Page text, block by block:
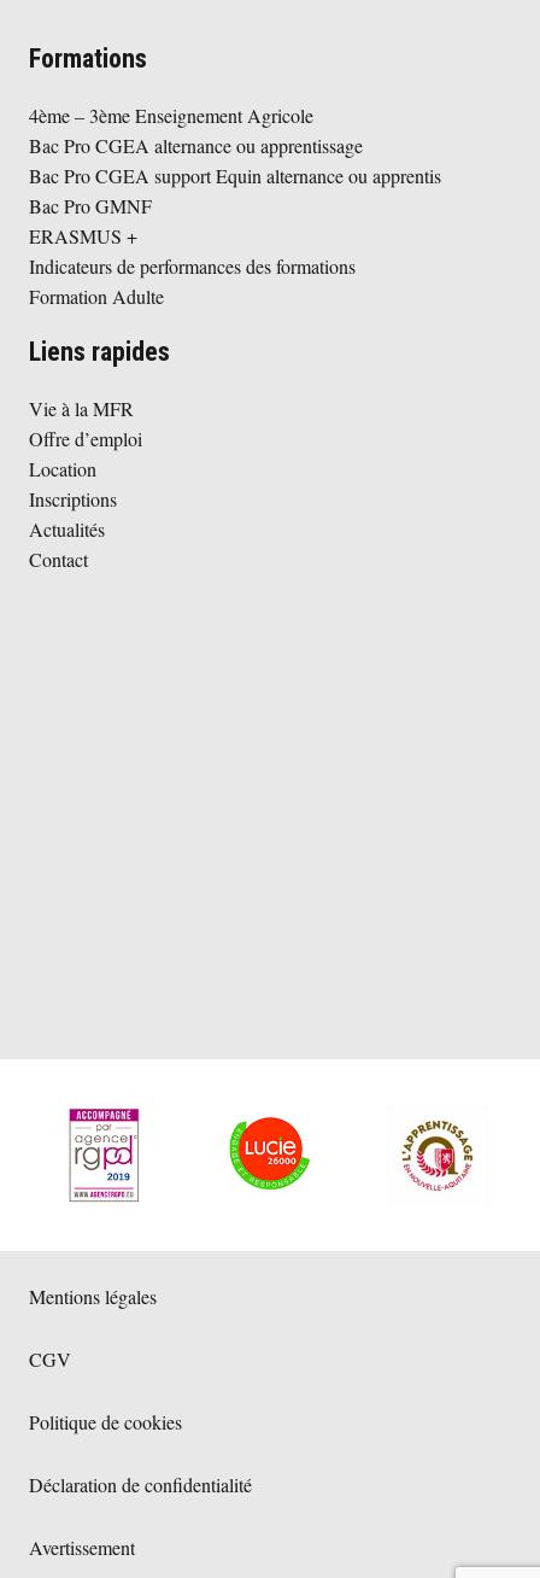
Formations
4ème – 3ème Enseignement Agricole
Bac Pro CGEA alternance ou apprentissage
Bac Pro CGEA support Equin alternance ou apprentis
Bac Pro GMNF
ERASMUS +
Indicateurs de performances des formations
Formation Adulte
Liens rapides
Vie à la MFR
Offre d’emploi
Location
Inscriptions
Actualités
Contact
Mentions légales
CGV
Politique de cookies
Déclaration de confidentialité
Avertissement